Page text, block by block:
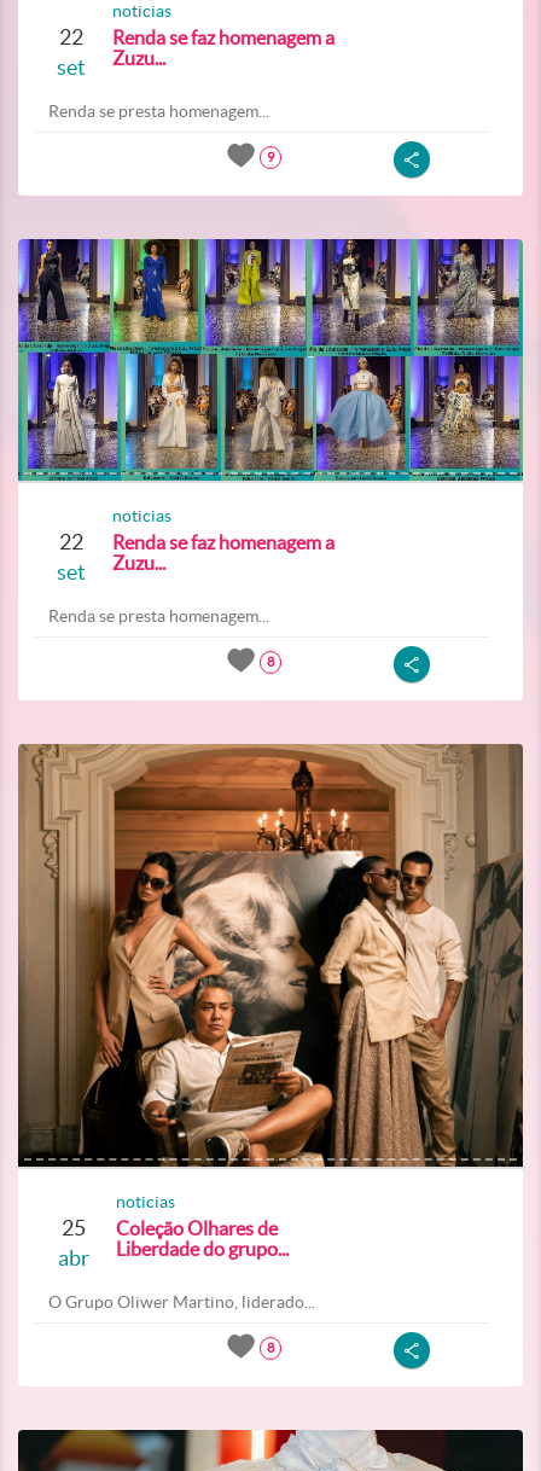
22
set
noticias
Renda se faz homenagem a
Zuzu...
Renda se presta homenagem...
9
22
set
noticias
Renda se faz homenagem a
Zuzu...
Renda se presta homenagem...
8
25
abr
noticias
Coleção Olhares de
Liberdade do grupo...
O Grupo Oliwer Martino, liderado...
8